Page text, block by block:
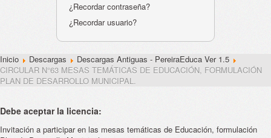
¿Recordar contraseña?
¿Recordar usuario?
Inicio Descargas
Descargas Antiguas - PereiraEduca Ver 1.5
CIRCULAR N°63 MESAS TEMÁTICAS DE EDUCACIÓN, FORMULACIÓN
PLAN DE DESARROLLO MUNICIPAL.
Debe aceptar la licencia:
Invitación a participar en las mesas temáticas de Educación, formulación